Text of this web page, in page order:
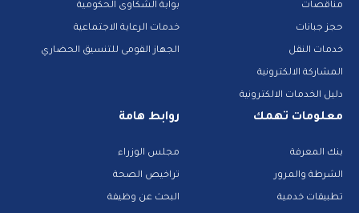
مناقصات
حجز جبانات
خدمات النقل
المشاركة الالكترونية
دليل الخدمات الالكترونية
بوابة الشكاوى الحكومية
خدمات الرعاية الاجتماعية
الجهاز القومى للتنسيق الحضاري
معلومات تهمك
بنك المعرفة
الشرطة والمرور
تطبيقات خدمية
روابط هامة
مجلس الوزراء
تراخيص الصحة
البحث عن وظيفة